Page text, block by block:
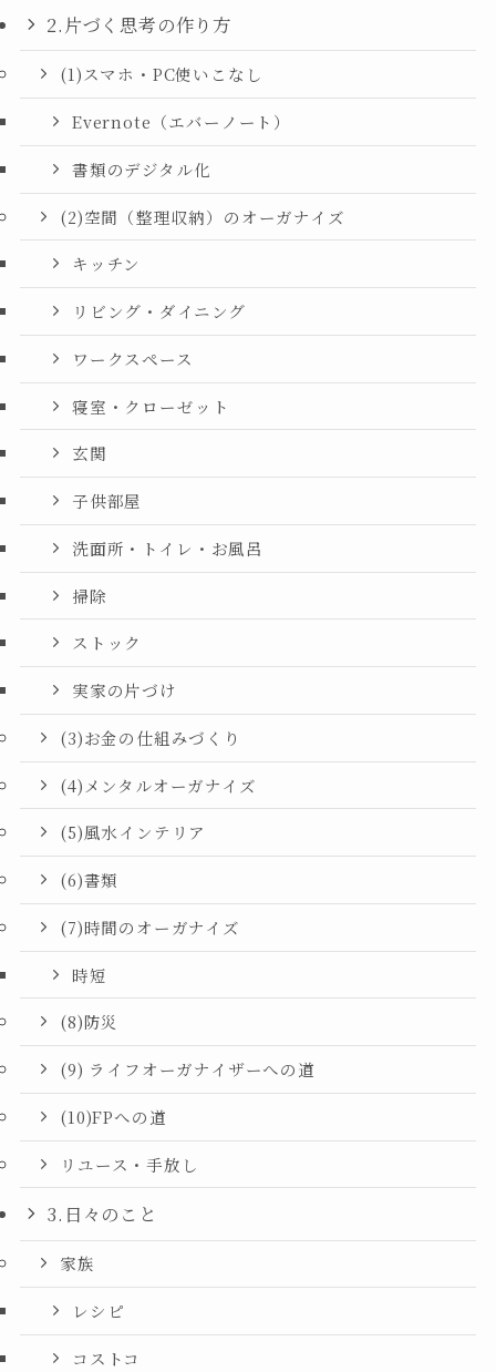
2.片づく思考の作り方
(1)スマホ・PC使いこなし
Evernote（エバーノート）
書類のデジタル化
(2)空間（整理収納）のオーガナイズ
キッチン
リビング・ダイニング
ワークスペース
寝室・クローゼット
玄関
子供部屋
洗面所・トイレ・お風呂
掃除
ストック
実家の片づけ
(3)お金の仕組みづくり
(4)メンタルオーガナイズ
(5)風水インテリア
(6)書類
(7)時間のオーガナイズ
時短
(8)防災
(9) ライフオーガナイザーへの道
(10)FPへの道
リユース・手放し
3.日々のこと
家族
レシピ
コストコ